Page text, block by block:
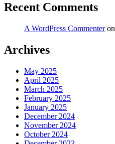
Recent Comments
A WordPress Commenteron
Archives
May 2025
April 2025
March 2025
February 2025
January 2025
December 2024
November 2024
October 2024